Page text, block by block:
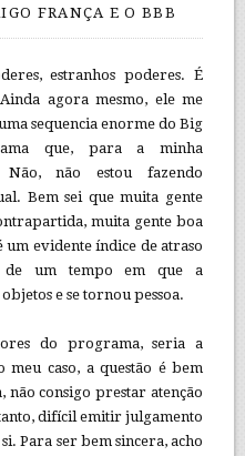
FRANÇA E O BBB
estranhos poderes. É
agora mesmo, ele me
sequencia enorme do Big
que, para a minha
não estou fazendo
Bem sei que muita gente
muita gente boa
um evidente índice de atraso
de um tempo em que a
e se tornou pessoa.
do programa, seria a
caso, a questão é bem
não consigo prestar atenção
difícil emitir julgamento
Para ser bem sincera, acho